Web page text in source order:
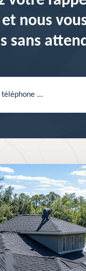
nous
sans